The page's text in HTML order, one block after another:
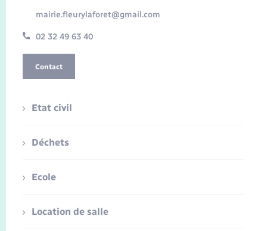
mairie.fleurylaforet@gmail.com
02 32 49 63 40
Contact
Etat civil
Déchets
Ecole
Location de salle